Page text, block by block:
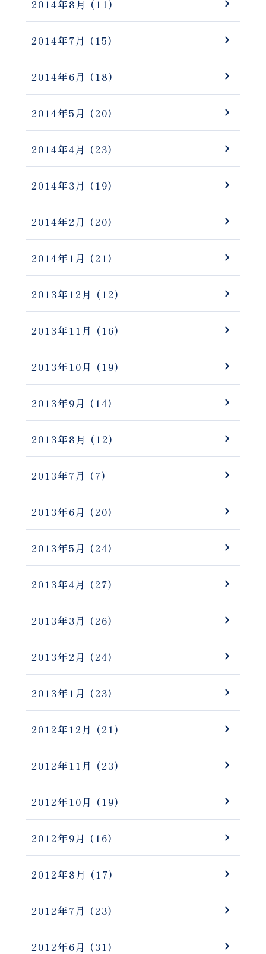
2014年8月 (11)
2014年7月 (15)
2014年6月 (18)
2014年5月 (20)
2014年4月 (23)
2014年3月 (19)
2014年2月 (20)
2014年1月 (21)
2013年12月 (12)
2013年11月 (16)
2013年10月 (19)
2013年9月 (14)
2013年8月 (12)
2013年7月 (7)
2013年6月 (20)
2013年5月 (24)
2013年4月 (27)
2013年3月 (26)
2013年2月 (24)
2013年1月 (23)
2012年12月 (21)
2012年11月 (23)
2012年10月 (19)
2012年9月 (16)
2012年8月 (17)
2012年7月 (23)
2012年6月 (31)